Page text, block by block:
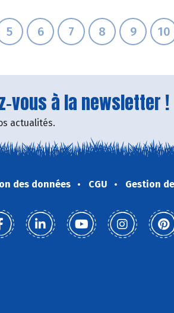
5 6 7 8 9 10
vous à la newsletter !
actualités.
des données CGU Gestion